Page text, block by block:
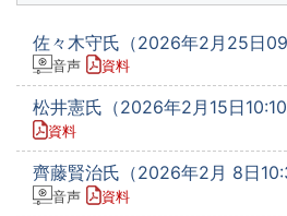
佐々木守氏（2026年2月25日
音声 資料
松井憲氏（2026年2月15日10:10
資料
齊藤賢治氏（2026年2月 8日
音声 資料